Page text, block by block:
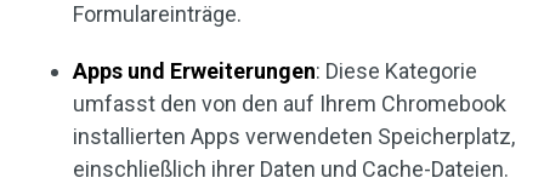
Formulareinträge.
Apps und Erweiterungen: Diese Kategorie
umfasst den von den auf Ihrem Chromebook
installierten Apps verwendeten Speicherplatz,
einschließlich ihrer Daten und Cache-Dateien.